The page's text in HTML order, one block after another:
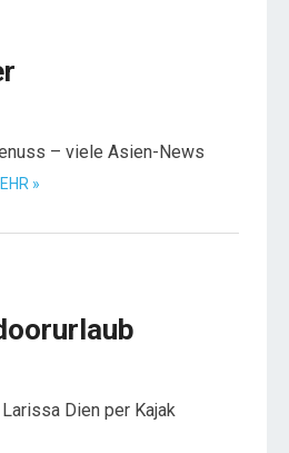
– viele Asien-News
»
Dien per Kajak